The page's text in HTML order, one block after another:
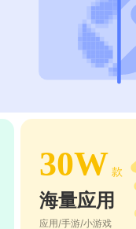
30W 款
海量应用
应用/手游/小游戏